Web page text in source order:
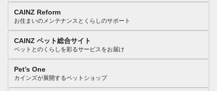
CAINZ Reform
お住まいのメンテナンスとくらしのサポート
CAINZ ペット総合サイト
ペットとのくらしを彩るサービスをお届け
Pet’s One
カインズが展開するペットショップ